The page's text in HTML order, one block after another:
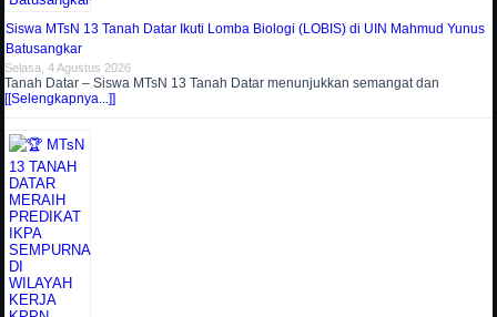
Siswa MTsN 13 Tanah Datar Ikuti Lomba Biologi (LOBIS) di UIN Mahmud Yunus
Batusangkar
Selasa, 4 Agustus 2026
Tanah Datar – Siswa MTsN 13 Tanah Datar menunjukkan semangat dan
[[Selengkapnya...]]